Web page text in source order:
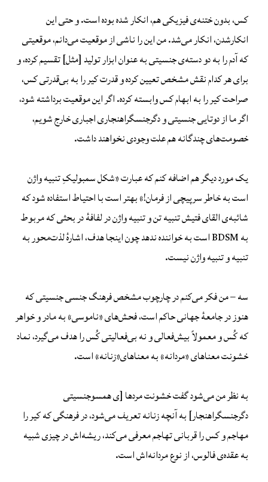
کس، بدون ختنه‌ی فیزیکی هم، انکار شده بوده است. و حتی این
انکارشدن، انکار می‌شد. من این را ناشی از موقعیت می‌دانم، موقعیتی
که آدم را به دو دسته‌ی جنسیتی به عنوان ابزار تولید [مثل] تقسیم کرده، و
برای هر کدام نقش مشخص تعیین کرده و قدرت کیر را به بی‌قدرتی کس،
صراحت کیر را به ابهام کس وابسته کرده. اگر این موقعیت برداشته شود،
اگر ما از دوتایی جنسیتی و دگرجنسگراهنجاری اجباری خارج شویم،
خصومت‌های چندگانه هم علت وجودی نخواهند داشت.
یک مورد دیگر هم اضافه کنم که عبارت «شکل سمبولیکِ تنبیه واژن
است به خاطر سرپیچی از فرمان!» بهتر است با احتیاط استفاده شود که
شائبه‌ی القای فتیش تنبیه تن و تنبیه واژن در لفافهٔ در بحثی که مربوط
به BDSM است به خواننده ندهد چون اینجا هدف، اشارهٔ لذت‌محور به
تنبیه و تنبیه واژن نیست.
سه – من فکر می‌کنم در چارچوب مشخص فرهنگ جنسی جنسیتی که
هنوز در جامعهٔ جهانی حاکم است، فحش‌های‌ «ناموسی» به مادر و خواهر
که کُس و معمولاً بیش‌فعالی و نه بی‌فعالیتی کُس را هدف می‌گیرد، نماد
خشونت معناهای «مردانه» به معناهای«زنانه» است.
به نظر من می‌شود گفت خشونت مردها [ی همسوجنسیتی
دگرجنسگراهنجار] به آنچه زنانه تعریف می‌شود، در فرهنگی که کیر را
مهاجم و کس را قربانی تهاجم معرفی می‌کند، ریشه‌اش در چیزی شبیه
به عقده‌ی فالوس، از نوع مردانه‌اش است.